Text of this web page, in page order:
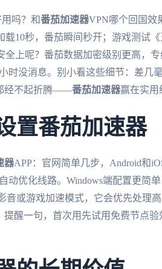
吗？和番茄加速器VPN哪个回国效
载10秒，番茄瞬间秒开；游戏测试
全上呢？番茄数据加密级别更高，
时没消息。别小看这些细节：差几
经不起折腾——番茄加速器赢在实用
置番茄加速器
器APP：官网简单几步，Android和
动优化线路。Windows端配置更
音或游戏加速模式，它会优先处理
提醒一句，首次用先试用免费节点